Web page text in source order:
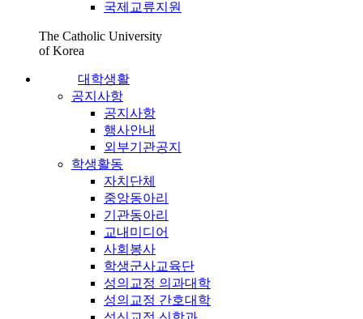
국제교류지원
The Catholic University
of Korea
대학생활
공지사항
공지사항
행사안내
외부기관공지
학생활동
자치단체
중앙동아리
기관동아리
교내미디어
사회봉사
학생군사교육단
성의교정 의과대학
성의교정 간호대학